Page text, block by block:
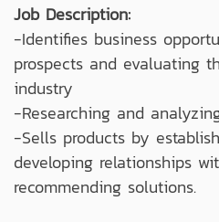
Job Description:
-Identifies business
prospects and evaluating
industry
-Researching and
-Sells products by
developing relationships
recommending solutions.